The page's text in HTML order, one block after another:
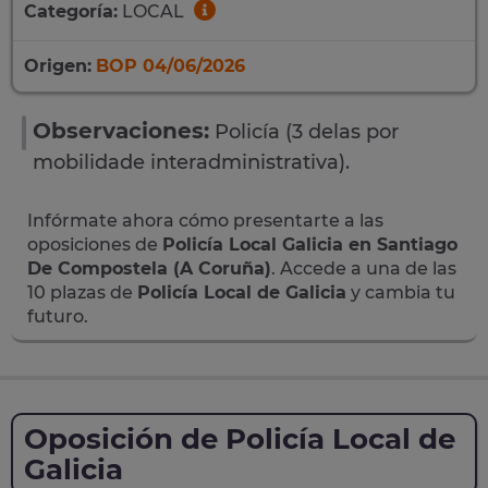
Categoría: LOCAL
Origen: BOP 04/06/2026
Observaciones: Policía (3 delas por
mobilidade interadministrativa).
Infórmate ahora cómo presentarte a las
oposiciones de Policía Local Galicia en Santiago
De Compostela (A Coruña). Accede a una de las
10 plazas de Policía Local de Galicia y cambia tu
futuro.
Oposición de Policía Local de
Galicia